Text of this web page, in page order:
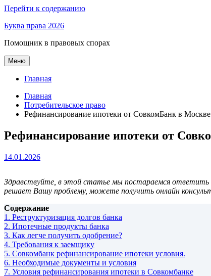
Перейти к содержанию
Буква права 2026
Помощник в правовых спорах
Меню
Главная
Главная
Потребительское право
Рефинансирование ипотеки от СовкомБанк в Москве
Рефинансирование ипотеки от
14.01.2026
Здравствуйте, в этой статье мы постараемся ответить
решает Вашу проблему, можете получить онлайн
Содержание
1. Реструктуризация долгов банка
2. Ипотечные продукты банка
3. Как легче получить одобрение?
4. Требования к заемщику
5. Совкомбанк рефинансирование ипотеки условия.
6. Необходимые документы и условия
7. Условия рефинансирования ипотеки в Совкомбанке